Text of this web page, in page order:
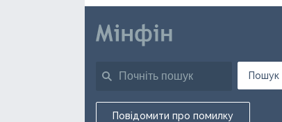
Пошук
Повідомити про помилку